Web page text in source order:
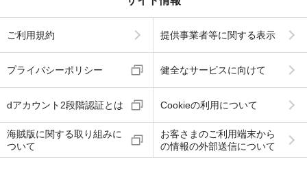
ご利用規約 提供事業者等に関する表示
プライバシーポリシー 健全なサービスに向けて
dアカウント2段階認証とは Cookieの利用について
海賊版に関する取り組みに
ついて
お客さまのご利用端末から
の情報の外部送信について